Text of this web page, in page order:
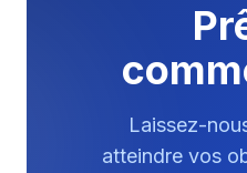
Laissez-
atteindre vos